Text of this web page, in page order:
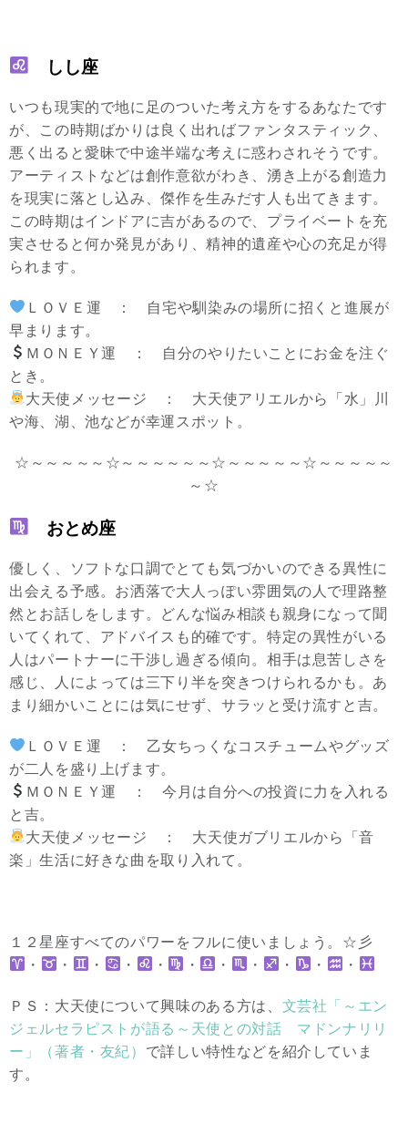
しし座
いつも現実的で地に足のついた考え方をするあなたです
が、この時期ばかりは良く出ればファンタスティック、
悪く出ると愛昧で中途半端な考えに惑わされそうです。
アーティストなどは創作意欲がわき、湧き上がる創造力
を現実に落とし込み、傑作を生みだす人も出てきます。
この時期はインドアに吉があるので、プライベートを充
実させると何か発見があり、精神的遺産や心の充足が得
られます。
ＬＯＶＥ運 ： 自宅や馴染みの場所に招くと進展が
早まります。
ＭＯＮＥＹ運 ： 自分のやりたいことにお金を注ぐ
とき。
大天使メッセージ ： 大天使アリエルから「水」川
や海、湖、池などが幸運スポット。
☆～～～～～☆～～～～～～☆～～～～～☆～～～～～
～☆
おとめ座
優しく、ソフトな口調でとても気づかいのできる異性に
出会える予感。お洒落で大人っぽい雰囲気の人で理路整
然とお話しをします。どんな悩み相談も親身になって聞
いてくれて、アドバイスも的確です。特定の異性がいる
人はパートナーに干渉し過ぎる傾向。相手は息苦しさを
感じ、人によっては三下り半を突きつけられるかも。あ
まり細かいことには気にせず、サラッと受け流すと吉。
ＬＯＶＥ運 ： 乙女ちっくなコスチュームやグッズ
が二人を盛り上げます。
ＭＯＮＥＹ運 ： 今月は自分への投資に力を入れる
と吉。
大天使メッセージ ： 大天使ガブリエルから「音
楽」生活に好きな曲を取り入れて。
１２星座すべてのパワーをフルに使いましょう。☆彡
・
・ ・ ・ ・ ・ ・ ・ ・ ・ ・
ＰＳ：大天使について興味のある方は、 文芸社「～エン
ジェルセラピストが語る～天使との対話 マドンナリリ
ー」（著者・友紀） で詳しい特性などを紹介していま
す。